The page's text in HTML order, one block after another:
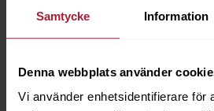
Samtycke Information
Denna webbplats använder
Vi använder enhetsidentifierare för
Hitch Zest
Artikeln är utgående